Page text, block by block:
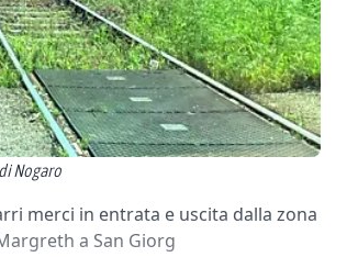
Nogaro
merci in entrata e uscita dalla zona
a San Giorg